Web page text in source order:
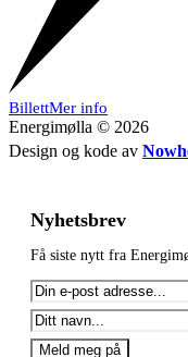
BillettMer info
Energimølla © 2026
Design og kode av
Nyhetsbrev
Få siste nytt fra
Meld meg på